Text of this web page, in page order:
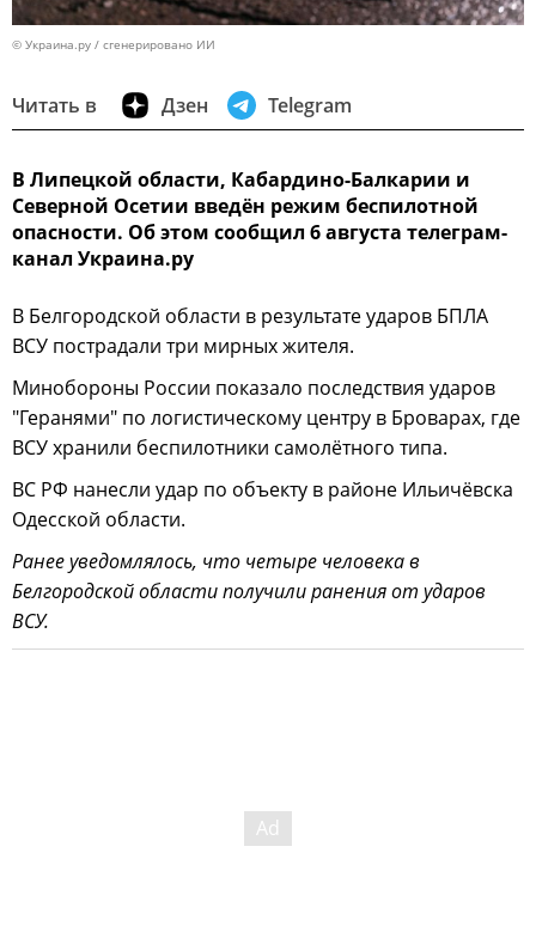
© Украина.ру / сгенерировано ИИ
Читать в Дзен Telegram
В Липецкой области, Кабардино-Балкарии и
Северной Осетии введён режим беспилотной
опасности. Об этом сообщил 6 августа телеграм-
канал Украина.ру
В Белгородской области в результате ударов БПЛА
ВСУ пострадали три мирных жителя.
Минобороны России показало последствия ударов
"Геранями" по логистическому центру в Броварах, где
ВСУ хранили беспилотники самолётного типа.
ВС РФ нанесли удар по объекту в районе Ильичёвска
Одесской области.
Ранее уведомлялось, что четыре человека в
Белгородской области получили ранения от ударов
ВСУ.